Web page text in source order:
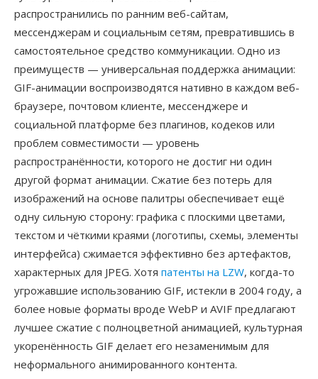
распространились по ранним веб-сайтам,
мессенджерам и социальным сетям, превратившись в
самостоятельное средство коммуникации. Одно из
преимуществ — универсальная поддержка анимации:
GIF-анимации воспроизводятся нативно в каждом веб-
браузере, почтовом клиенте, мессенджере и
социальной платформе без плагинов, кодеков или
проблем совместимости — уровень
распространённости, которого не достиг ни один
другой формат анимации. Сжатие без потерь для
изображений на основе палитры обеспечивает ещё
одну сильную сторону: графика с плоскими цветами,
текстом и чёткими краями (логотипы, схемы, элементы
интерфейса) сжимается эффективно без артефактов,
характерных для JPEG. Хотя патенты на LZW, когда-то
угрожавшие использованию GIF, истекли в 2004 году, а
более новые форматы вроде WebP и AVIF предлагают
лучшее сжатие с полноцветной анимацией, культурная
укоренённость GIF делает его незаменимым для
неформального анимированного контента.